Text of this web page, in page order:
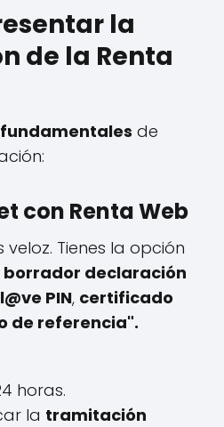
la
de la Renta
de
con Renta Web
Tienes la opción
borrador declaración
PIN, certificado
de referencia".
horas.
la tramitación